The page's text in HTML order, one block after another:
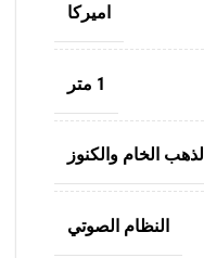
اميركا
1 متر
الذهب الخام والكنوز
النظام الصوتي